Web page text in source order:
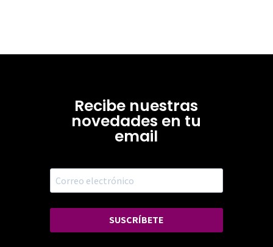
Recibe nuestras
novedades en tu
email
SUSCRÍBETE